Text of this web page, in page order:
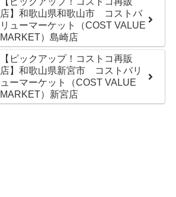
店】和歌山県和歌山市 コストバ
リューマーケット（COST VALUE
MARKET）島崎店
【ピックアップ！コストコ再販
店】和歌山県新宮市 コストバリ
ューマーケット（COST VALUE
MARKET）新宮店